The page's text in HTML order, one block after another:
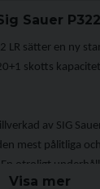
Sauer P322
LR sätter en ny
skotts
av SIG
mest pålitliga
otroligt
skytte med eller
Visa mer